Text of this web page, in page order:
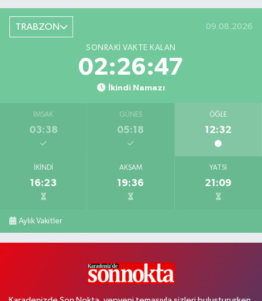
TRABZON 09.08.2026
SONRAKI VAKTE KALAN
02:26:47
İkindi Namazı
İMSAK
03:38
GÜNEŞ
05:18
ÖĞLE
12:32
İKINDI
16:23
AKŞAM
19:36
YATSI
21:09
Aylık Vakitler